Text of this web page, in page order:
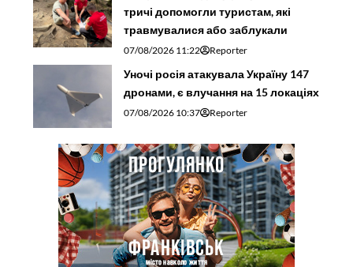
тричі допомогли туристам, які
травмувалися або заблукали
07/08/2026 11:22 Reporter
Уночі росія атакувала Україну 147
дронами, є влучання на 15 локаціях
07/08/2026 10:37 Reporter